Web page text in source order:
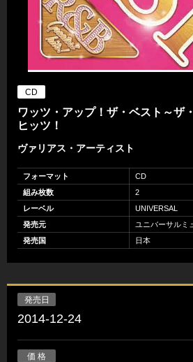
CD
ワッツ・アップ！ザ・ベスト～ザ
ヒッツ！
ヴァリアス・アーティスト
フォーマット
CD
組み枚数
2
レーベル
UNIVERSAL
発売元
ユニバーサルミ
発売国
日本
発売日
2014-12-24
価 格